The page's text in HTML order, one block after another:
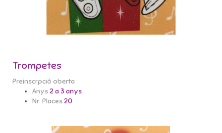
Trompetes
Preinscrpció oberta
Anys2 a 3 anys
Nr. Places20